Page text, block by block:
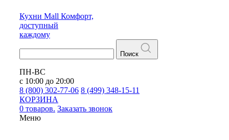
Кухни Mall Комфорт,
доступный
каждому
Поиск
ПН-ВС
с 10:00 до 20:00
8 (800) 302-77-06 8 (499) 348-15-11
КОРЗИНА
0 товаров. Заказать звонок
Меню